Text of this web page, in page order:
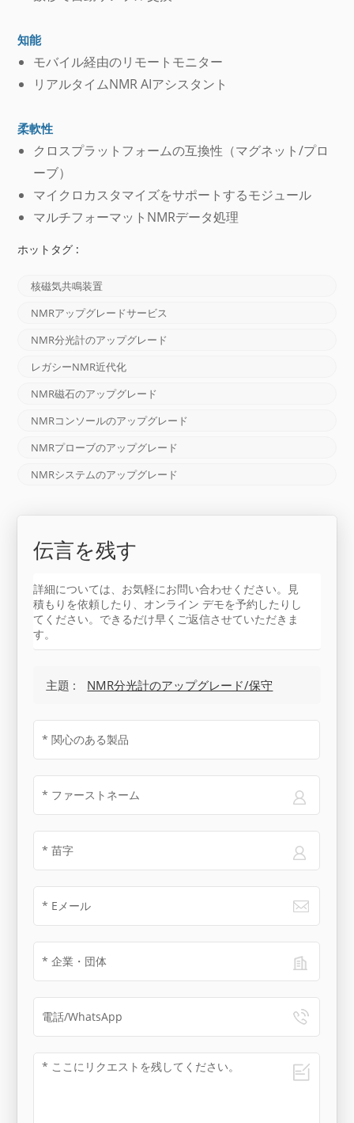
知能
モバイル経由のリモートモニター
リアルタイムNMR AIアシスタント
柔軟性
クロスプラットフォームの互換性（マグネット/プロ
ーブ）
マイクロカスタマイズをサポートするモジュール
マルチフォーマットNMRデータ処理
ホットタグ :
核磁気共鳴装置
NMRアップグレードサービス
NMR分光計のアップグレード
レガシーNMR近代化
NMR磁石のアップグレード
NMRコンソールのアップグレード
NMRプローブのアップグレード
NMRシステムのアップグレード
伝言を残す
詳細については、お気軽にお問い合わせください。見
積もりを依頼したり、オンライン デモを予約したりし
てください。できるだけ早くご返信させていただきま
す。
主題 : NMR分光計のアップグレード/保守